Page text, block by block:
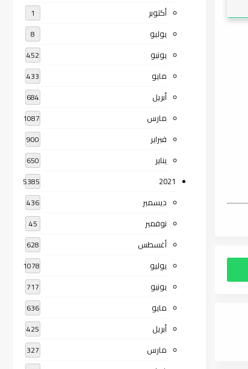
أكتوبر 1
يوليو 8
يونيو 452
مايو 433
أبريل 684
مارس 1087
فبراير 900
يناير 650
2021
5385
ديسمبر 436
نوفمبر 45
أغسطس 628
يوليو 1078
يونيو 717
مايو 636
أبريل 425
مارس 327